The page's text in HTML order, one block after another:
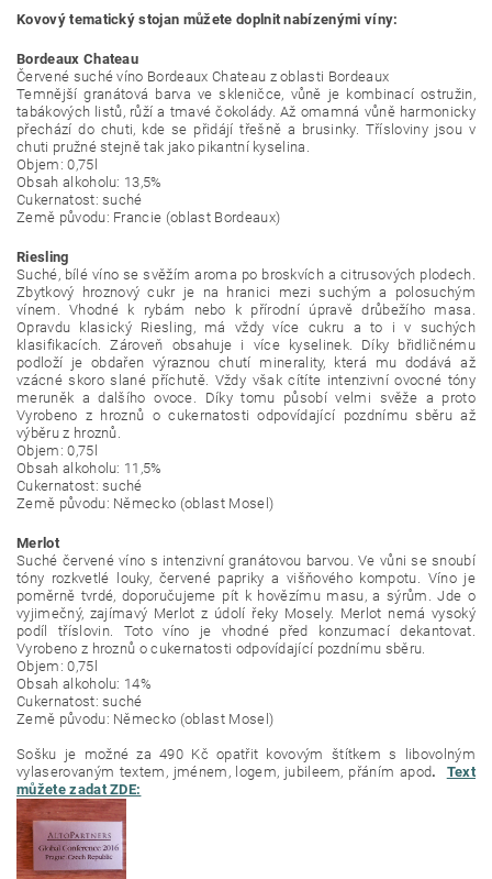
Kovový tematický stojan můžete doplnit nabízenými víny:
Bordeaux Chateau
Červené suché víno Bordeaux Chateau z oblasti Bordeaux
Temnější granátová barva ve skleničce, vůně je kombinací ostružin,
tabákových listů, růží a tmavé čokolády. Až omamná vůně harmonicky
přechází do chuti, kde se přidájí třešně a brusinky. Třísloviny jsou v
chuti pružné stejně tak jako pikantní kyselina.
Objem: 0,75l
Obsah alkoholu: 13,5%
Cukernatost: suché
Země původu: Francie (oblast Bordeaux)
Riesling
Suché, bílé víno se svěžím aroma po broskvích a citrusových plodech.
Zbytkový hroznový cukr je na hranici mezi suchým a polosuchým
vínem. Vhodné k rybám nebo k přírodní úpravě drůbežího masa.
Opravdu klasický Riesling, má vždy více cukru a to i v suchých
klasifikacích. Zároveň obsahuje i více kyselinek. Díky břidličnému
podloží je obdařen výraznou chutí minerality, která mu dodává až
vzácné skoro slané příchutě. Vždy však cítíte intenzivní ovocné tóny
meruněk a dalšího ovoce. Díky tomu působí velmi svěže a proto
Vyrobeno z hroznů o cukernatosti odpovídající pozdnímu sběru až
výběru z hroznů.
Objem: 0,75l
Obsah alkoholu: 11,5%
Cukernatost: suché
Země původu: Německo (oblast Mosel)
Merlot
Suché červené víno s intenzivní granátovou barvou. Ve vůni se snoubí
tóny rozkvetlé louky, červené papriky a višňového kompotu. Víno je
poměrně tvrdé, doporučujeme pít k hovězímu masu, a sýrům. Jde o
vyjimečný, zajímavý Merlot z údolí řeky Mosely. Merlot nemá vysoký
podíl tříslovin. Toto víno je vhodné před konzumací dekantovat.
Vyrobeno z hroznů o cukernatosti odpovídající pozdnímu sběru.
Objem: 0,75l
Obsah alkoholu: 14%
Cukernatost: suché
Země původu: Německo (oblast Mosel)
Sošku je možné za 490 Kč opatřit kovovým štítkem s libovolným
vylaserovaným textem, jménem, logem, jubileem, přáním apod.
Text
můžete zadat ZDE: